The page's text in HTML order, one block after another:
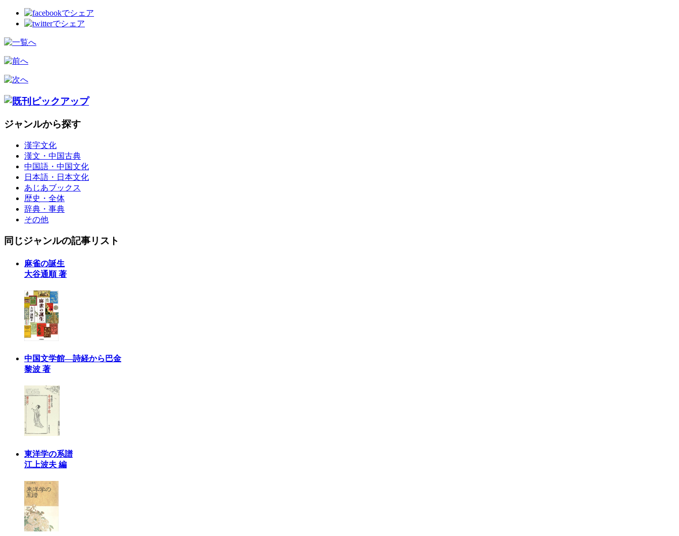
ジャンルから探す
漢字文化
漢文・中国古典
中国語・中国文化
日本語・日本文化
あじあブックス
歴史・全体
辞典・事典
その他
同じジャンルの記事リスト
麻雀の誕生
大谷通順 著
中国文学館―詩経から巴金
黎波 著
東洋学の系譜
江上波夫 編